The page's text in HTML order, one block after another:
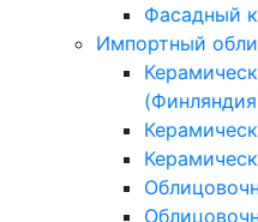
Фасадный
Импортный